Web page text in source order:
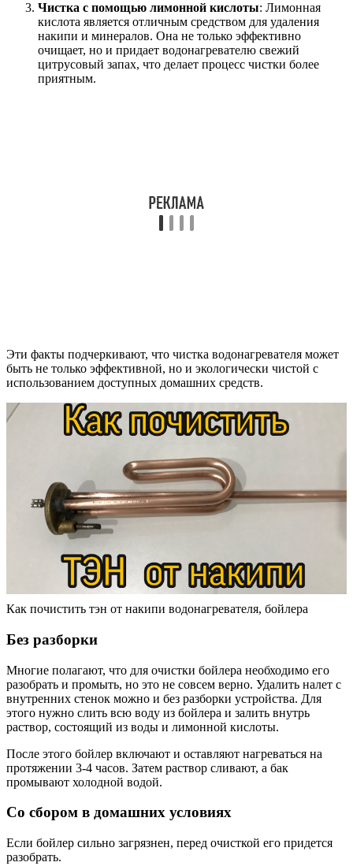
Чистка с помощью лимонной кислоты: Лимонная
кислота является отличным средством для удаления
накипи и минералов. Она не только эффективно
очищает, но и придает водонагревателю свежий
цитрусовый запах, что делает процесс чистки более
приятным.
Эти факты подчеркивают, что чистка водонагревателя может
быть не только эффективной, но и экологически чистой с
использованием доступных домашних средств.
Как почистить тэн от накипи водонагревателя, бойлера
Без разборки
Многие полагают, что для очистки бойлера необходимо его
разобрать и промыть, но это не совсем верно. Удалить налет с
внутренних стенок можно и без разборки устройства. Для
этого нужно слить всю воду из бойлера и залить внутрь
раствор, состоящий из воды и лимонной кислоты.
После этого бойлер включают и оставляют нагреваться на
протяжении 3-4 часов. Затем раствор сливают, а бак
промывают холодной водой.
Со сбором в домашних условиях
Если бойлер сильно загрязнен, перед очисткой его придется
разобрать.